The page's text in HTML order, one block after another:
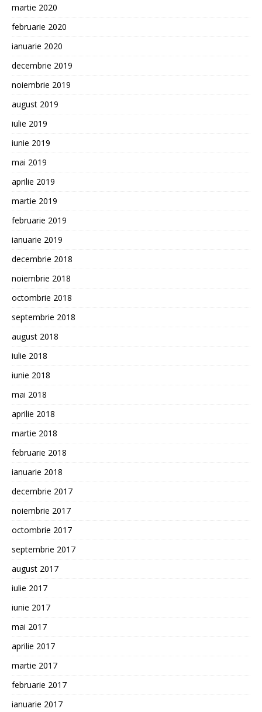
martie 2020
februarie 2020
ianuarie 2020
decembrie 2019
noiembrie 2019
august 2019
iulie 2019
iunie 2019
mai 2019
aprilie 2019
martie 2019
februarie 2019
ianuarie 2019
decembrie 2018
noiembrie 2018
octombrie 2018
septembrie 2018
august 2018
iulie 2018
iunie 2018
mai 2018
aprilie 2018
martie 2018
februarie 2018
ianuarie 2018
decembrie 2017
noiembrie 2017
octombrie 2017
septembrie 2017
august 2017
iulie 2017
iunie 2017
mai 2017
aprilie 2017
martie 2017
februarie 2017
ianuarie 2017